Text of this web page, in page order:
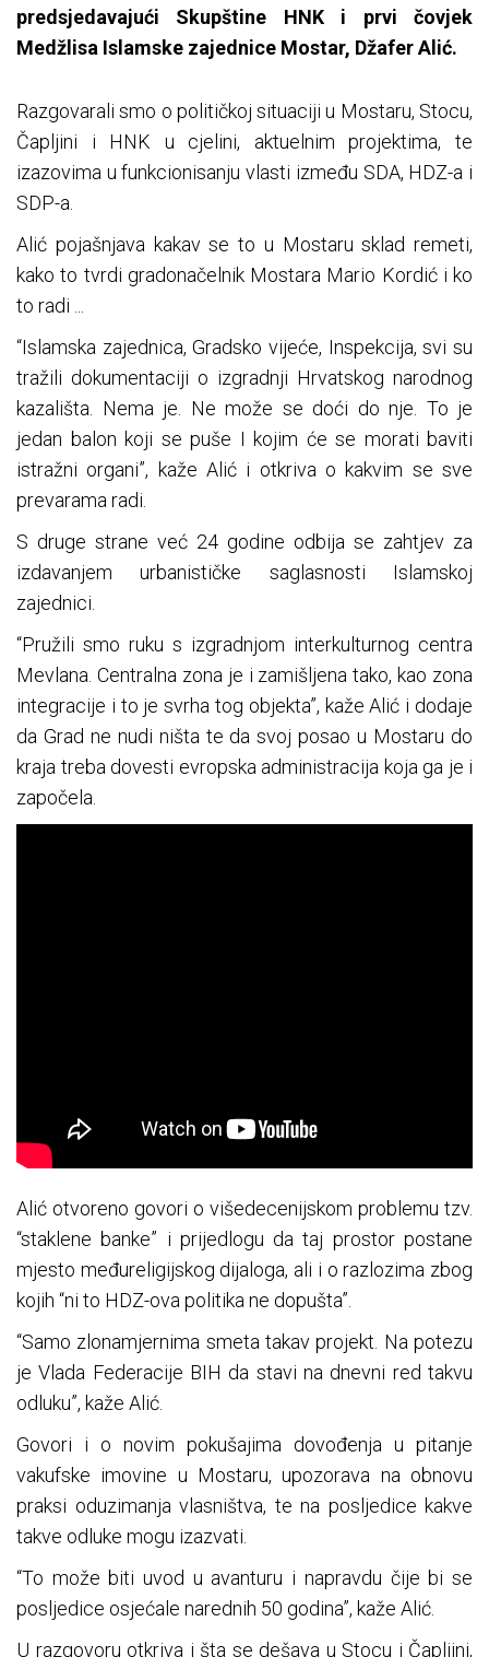
predsjedavajući Skupštine HNK i prvi čovjek
Medžlisa Islamske zajednice Mostar, Džafer Alić.
Razgovarali smo o političkoj situaciji u Mostaru, Stocu,
Čapljini i HNK u cjelini, aktuelnim projektima, te
izazovima u funkcionisanju vlasti između SDA, HDZ-a i
SDP-a.
Alić pojašnjava kakav se to u Mostaru sklad remeti,
kako to tvrdi gradonačelnik Mostara Mario Kordić i ko
to radi ...
“Islamska zajednica, Gradsko vijeće, Inspekcija, svi su
tražili dokumentaciji o izgradnji Hrvatskog narodnog
kazališta. Nema je. Ne može se doći do nje. To je
jedan balon koji se puše I kojim će se morati baviti
istražni organi”, kaže Alić i otkriva o kakvim se sve
prevarama radi.
S druge strane već 24 godine odbija se zahtjev za
izdavanjem urbanističke saglasnosti Islamskoj
zajednici.
“Pružili smo ruku s izgradnjom interkulturnog centra
Mevlana. Centralna zona je i zamišljena tako, kao zona
integracije i to je svrha tog objekta”, kaže Alić i dodaje
da Grad ne nudi ništa te da svoj posao u Mostaru do
kraja treba dovesti evropska administracija koja ga je i
započela.
Alić otvoreno govori o višedecenijskom problemu tzv.
“staklene banke” i prijedlogu da taj prostor postane
mjesto međureligijskog dijaloga, ali i o razlozima zbog
kojih “ni to HDZ-ova politika ne dopušta”.
“Samo zlonamjernima smeta takav projekt. Na potezu
je Vlada Federacije BIH da stavi na dnevni red takvu
odluku”, kaže Alić.
Govori i o novim pokušajima dovođenja u pitanje
vakufske imovine u Mostaru, upozorava na obnovu
praksi oduzimanja vlasništva, te na posljedice kakve
takve odluke mogu izazvati.
“To može biti uvod u avanturu i napravdu čije bi se
posljedice osjećale narednih 50 godina”, kaže Alić.
U razgovoru otkriva i šta se dešava u Stocu i Čapljini,